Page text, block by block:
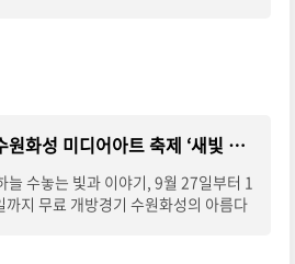
2025 수원화성 미디어아트 축제 ‘새빛 향연’, 야경 명소로 떠오르다
늘 수놓는 빛과 이야기, 9월 27일부터 1
지 무료 개방경기 수원화성의 아름다